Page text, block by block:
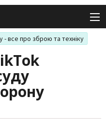
все про зброю та техніку